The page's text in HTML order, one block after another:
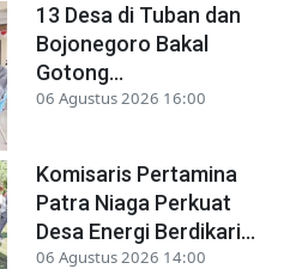
13 Desa di Tuban dan
Bojonegoro Bakal
Gotong...
06 Agustus 2026 16:00
Komisaris Pertamina
Patra Niaga Perkuat
Desa Energi Berdikari...
06 Agustus 2026 14:00